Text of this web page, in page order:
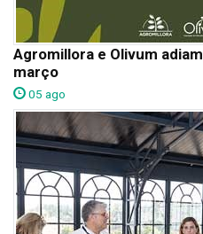
Agromillora e Olivum
março
05 ago